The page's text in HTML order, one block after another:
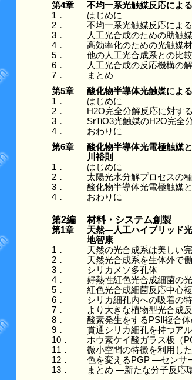
第4章
不均一系光触媒反応によ
1．
はじめに
2．
不均一系光触媒反応によ
3．
人工光合成のための助触
4．
高効率化のための光触媒
5．
他の人工光合成系との比較
6．
人工光合成の反応機構の
7．
まとめ
第5章
酸化物半導体光触媒によ
1．
はじめに
2．
H2O完全分解反応に対す
3．
SrTiO3光触媒のH2O完全
4．
おわりに
第6章
酸化物半導体光電極触媒
川裕則
1．
はじめに
2．
太陽光水分解プロセスの
3．
酸化物半導体光電極触媒
4．
おわりに
第2編 材料・システム創製
第1章
天然―人工ハイブリッド
地智康
1．
天然の光合成系は美しい
2．
天然光合成系を生体外で
3．
シリカメソ多孔体
4．
好熱性紅色光合成細菌の
5．
紅色光合成細菌反応中心
6．
シリカ細孔内への吸着の
7．
より大きな植物型光合成
8．
酸素発生をするPSⅡ複合
9．
貫通シリカ細孔を持つア
10．
ホウ素ケイ酸ガラス板（
11．
微小空間の特徴を利用し
12．
色を変えるPGP ―センサ
13．
まとめ ―新たな分子反応